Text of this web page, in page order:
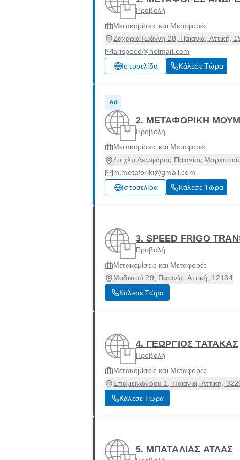
Προβολή
Μετακομίσεις και Μεταφορές
Ζαχαρία Ιωάννη 28, Παιανία, Αττική,
arispeed@hotmail.com
Ιστοσελίδα
Κάλεσε Τώρα
Ad
2. ΜΕΤΑΦΟΡΙΚΗ
Προβολή
Μετακομίσεις και Μεταφορές
4ο χλμ Λεωφόρος Παιανίας
m.metaforiki@gmail.com
Ιστοσελίδα
Κάλεσε Τώρα
3. SPEED FRIGO
Προβολή
Μετακομίσεις και Μεταφορές
Μαδυτού 29, Παιανία, Αττική, 12134
Κάλεσε Τώρα
4. ΓΕΩΡΓΙΟΣ ΤΑΤΑΚΑΣ
Προβολή
Μετακομίσεις και Μεταφορές
Επαμεινώνδου 1, Παιανία, Αττική,
Κάλεσε Τώρα
5. ΜΠΑΤΑΛΙΑΣ ΑΤΛΑΣ